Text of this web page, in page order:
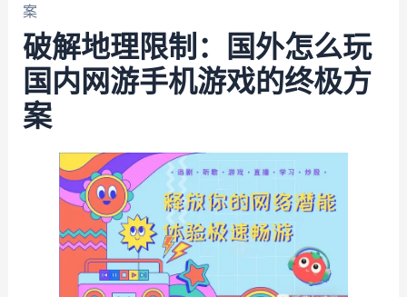
案
破解地理限制：国外怎么玩
国内网游手机游戏的终极方
案